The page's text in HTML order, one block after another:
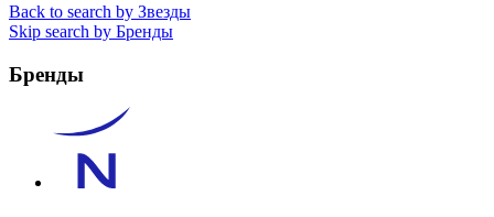
Back to search by Звезды
Skip search by Бренды
Бренды